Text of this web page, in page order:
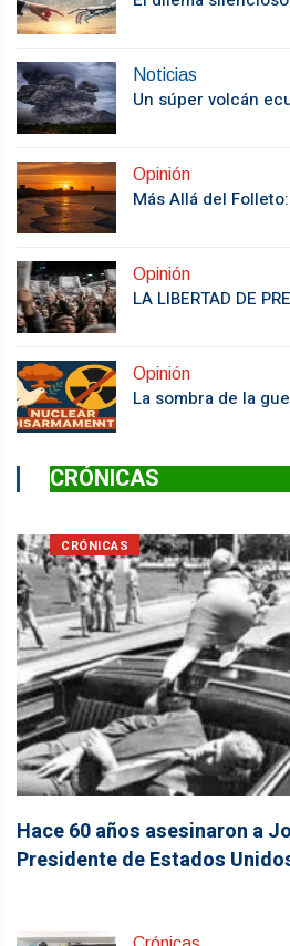
Noticias
Un súper volcán
Opinión
Más Allá del
Opinión
LA LIBERTAD DE
Opinión
La sombra de la
CRÓNICAS
CRÓNICAS
Hace 60 años asesinaron a
Presidente de Estados